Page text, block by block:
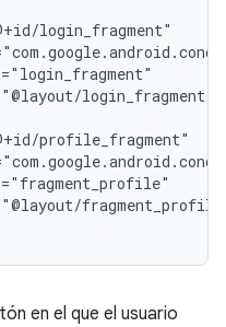
en el que el usuario